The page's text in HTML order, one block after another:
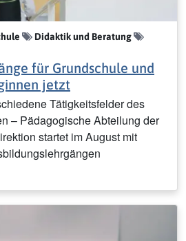
Didaktik und Beratung
für Grundschule und
jetzt
Tätigkeitsfelder des
– Pädagogische Abteilung der
startet im August mit